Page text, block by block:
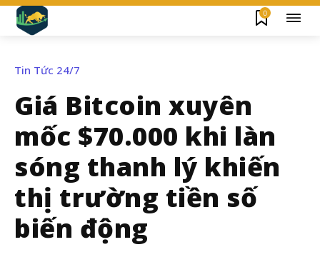
0
Tin Tức 24/7
Giá Bitcoin xuyên
mốc $70.000 khi làn
sóng thanh lý khiến
thị trường tiền số
biến động